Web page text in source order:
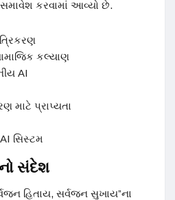
સમાવેશ કરવામાં આવ્યો છે.
કલ્યાણ
AI
માટે પ્રાપ્યતા
સિસ્ટમ
સંદેશ
હિતાય, સર્વજન સુખાય”ના